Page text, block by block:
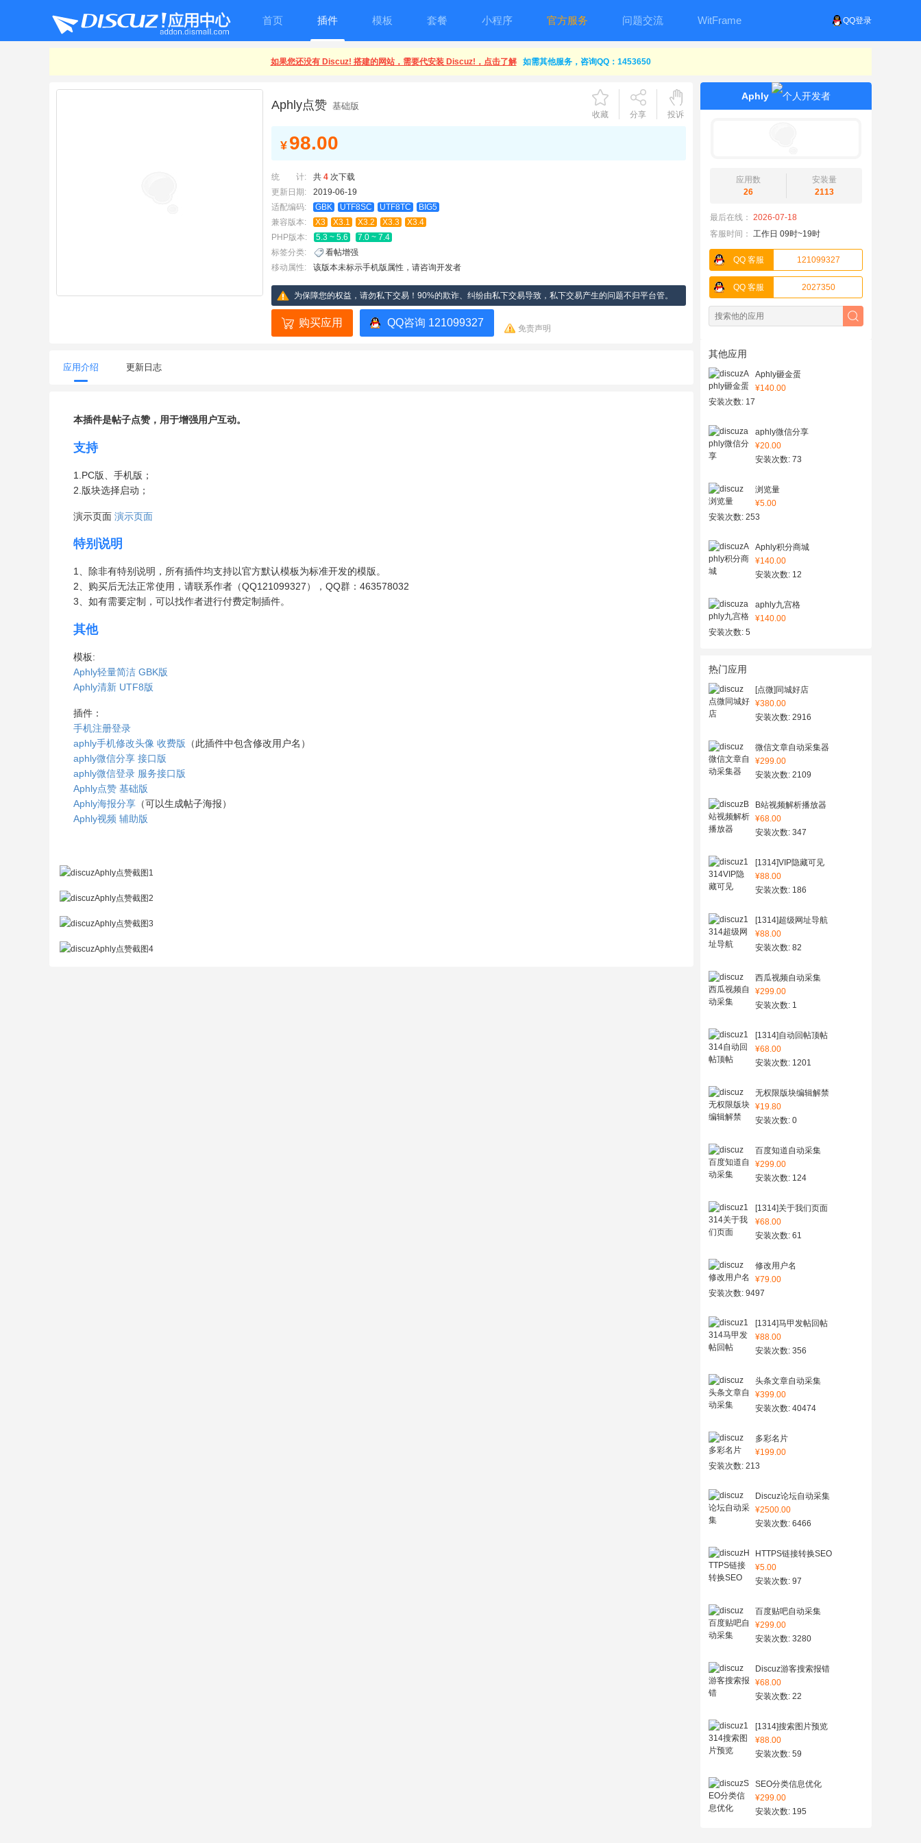
QQ登录
首页 插件 模板 套餐 小程序 官方服务 问题交流 WitFrame
如果您还没有 Discuz! 搭建的网站，需要代安装 Discuz!，点击了解 如需其他服务，咨询QQ：1453650
Aphly
应用数
26
安装量
2113
最后在线： 2026-07-18
客服时间： 工作日 09时~19时
QQ 客服 121099327
QQ 客服 2027350
其他应用
Aphly砸金蛋
¥140.00
安装次数: 17
aphly微信分享
¥20.00
安装次数: 73
浏览量
¥5.00
安装次数: 253
Aphly积分商城
¥140.00
安装次数: 12
aphly九宫格
¥140.00
安装次数: 5
热门应用
[点微]同城好店
¥380.00
安装次数: 2916
微信文章自动采集器
¥299.00
安装次数: 2109
B站视频解析播放器
¥68.00
安装次数: 347
[1314]VIP隐藏可见
¥88.00
安装次数: 186
[1314]超级网址导航
¥88.00
安装次数: 82
西瓜视频自动采集
¥299.00
安装次数: 1
[1314]自动回帖顶帖
¥68.00
安装次数: 1201
无权限版块编辑解禁
¥19.80
安装次数: 0
百度知道自动采集
¥299.00
安装次数: 124
[1314]关于我们页面
¥68.00
安装次数: 61
修改用户名
¥79.00
安装次数: 9497
[1314]马甲发帖回帖
¥88.00
安装次数: 356
头条文章自动采集
¥399.00
安装次数: 40474
多彩名片
¥199.00
安装次数: 213
Discuz论坛自动采集
¥2500.00
安装次数: 6466
HTTPS链接转换SEO
¥5.00
安装次数: 97
百度贴吧自动采集
¥299.00
安装次数: 3280
Discuz游客搜索报错
¥68.00
安装次数: 22
[1314]搜索图片预览
¥88.00
安装次数: 59
SEO分类信息优化
¥299.00
安装次数: 195
Aphly点赞 基础版
收藏 分享 投诉
¥ 98.00
统 计: 共 4 次下载
更新日期:
2019-06-19
适配编码:
GBK UTF8SC UTF8TC
BIG5
兼容版本:
X3 X3.1 X3.2 X3.3
X3.4
PHP版本:
5.3 ~ 5.6
7.0 ~ 7.4
标签分类:
看帖增强
移动属性:
该版本未标示手机版属性，请咨询开发者
为保障您的权益，请勿私下交易！90%的欺诈、纠纷由私下交易导致，私下交易产生的问题不归平台管。
购买应用 QQ咨询 121099327 免责声明
应用介绍 更新日志
本插件是帖子点赞，用于增强用户互动。
支持
1.PC版、手机版；
2.版块选择启动；
演示页面 演示页面
特别说明
1、除非有特别说明，所有插件均支持以官方默认模板为标准开发的模版。
2、购买后无法正常使用，请联系作者（QQ121099327），QQ群：463578032
3、如有需要定制，可以找作者进行付费定制插件。
其他
模板:
Aphly轻量简洁 GBK版
Aphly清新 UTF8版
插件：
手机注册登录
aphly手机修改头像 收费版 （此插件中包含修改用户名）
aphly微信分享 接口版
aphly微信登录 服务接口版
Aphly点赞 基础版
Aphly海报分享 （可以生成帖子海报）
Aphly视频 辅助版